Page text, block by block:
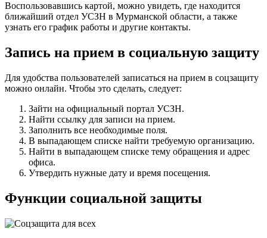
Воспользовавшись картой, можно увидеть, где находится
ближайший отдел УСЗН в Мурманской области, а также
узнать его график работы и другие контакты.
Запись на прием в социальную защиту
Для удобства пользователей записаться на прием в соцзащиту
можно онлайн. Чтобы это сделать, следует:
Зайти на официальный портал УСЗН.
Найти ссылку для записи на прием.
Заполнить все необходимые поля.
В выпадающем списке найти требуемую организацию.
Найти в выпадающем списке тему обращения и адрес
офиса.
Утвердить нужные дату и время посещения.
Функции социальной защиты